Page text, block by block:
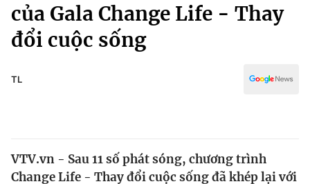
Chính trị
Xã hội
Pháp luật
Thế giới
Truyền hình
Văn hóa - Giải trí
của Gala Change Life - Thay
đổi cuộc sống
TL
VTV.vn - Sau 11 số phát sóng, chương trình
Change Life - Thay đổi cuộc sống đã khép lại với